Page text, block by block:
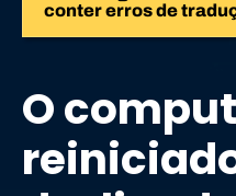
conter erros de
O